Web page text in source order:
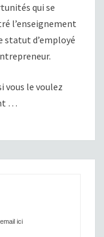
qui se
l’enseignement
statut d’employé
vous le voulez
…
ici